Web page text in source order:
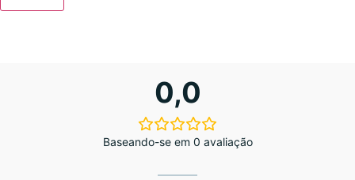
0,0
Baseando-se em 0 avaliação